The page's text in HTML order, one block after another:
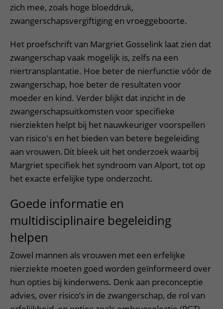
zich mee, zoals hoge bloeddruk,
zwangerschapsvergiftiging en vroeggeboorte.
Het proefschrift van Margriet Gosselink laat zien dat
zwangerschap vaak mogelijk is, zelfs na een
niertransplantatie. Hoe beter de nierfunctie vóór de
zwangerschap, hoe beter de resultaten voor
moeder en kind. Verder blijkt dat inzicht in de
zwangerschapsuitkomsten voor specifieke
nierziekten helpt bij het nauwkeuriger voorspellen
van risico's en het bieden van betere begeleiding
aan vrouwen. Dit bleek uit het onderzoek waarbij
Margriet specifiek het syndroom van Alport, tot op
het exacte erfelijke type onderzocht.
Goede informatie en
multidisciplinaire begeleiding
helpen
Zowel mannen als vrouwen met een erfelijke
nierziekte moeten goed worden geïnformeerd over
hun opties bij kinderwens. Denk aan preconceptie
advies, over risico’s in de zwangerschap, de rol van